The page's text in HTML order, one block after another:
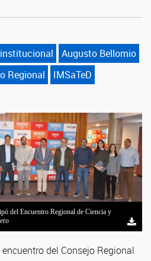
Augusto Bellomio
Regional
IMSaTeD
del Encuentro Regional de Ciencia y
IMSATED
INBIONATEC
del Consejo Regional